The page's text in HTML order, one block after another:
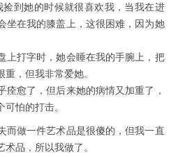
到她的时候就很喜欢我，当我在进
坐在我的膝盖上，这很困难，因为她
上打字时，她会睡在我的手腕上，把
，但我非常爱她。
痊愈了，但后来她的病情又加重了，
怕的打击。
而做一件艺术品是很傻的，但我一直
品，所以我做了。